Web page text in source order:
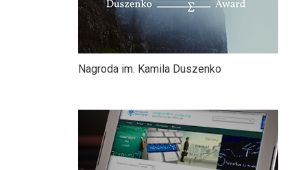
Nagroda im. Kamila Duszenko